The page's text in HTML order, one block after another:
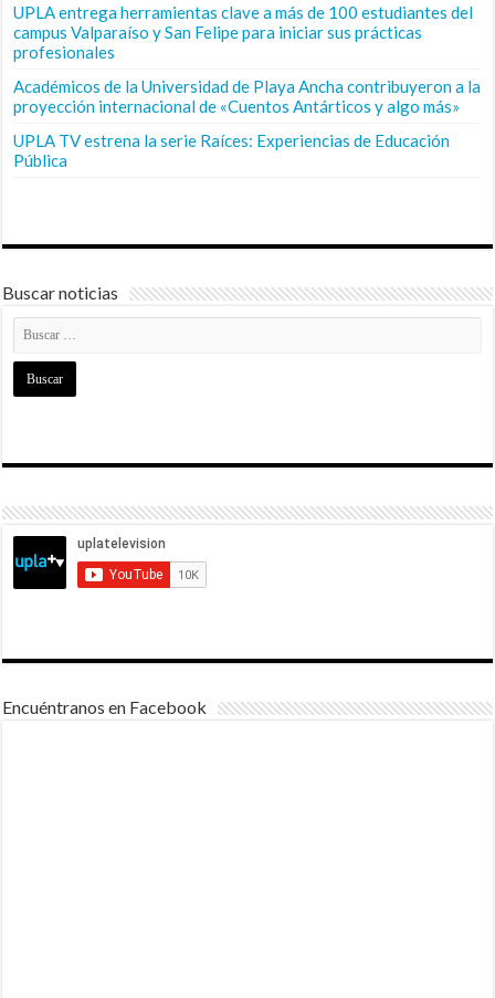
UPLA entrega herramientas clave a más de 100 estudiantes del
campus Valparaíso y San Felipe para iniciar sus prácticas
profesionales
Académicos de la Universidad de Playa Ancha contribuyeron a la
proyección internacional de «Cuentos Antárticos y algo más»
UPLA TV estrena la serie Raíces: Experiencias de Educación
Pública
Buscar noticias
Encuéntranos en Facebook